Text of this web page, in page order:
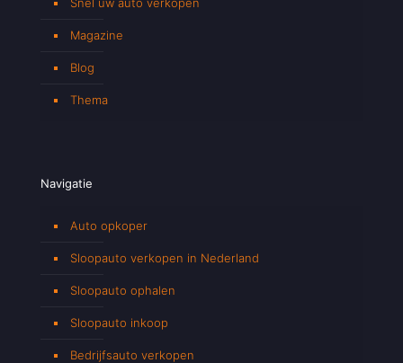
Magazine
Blog
Thema
Navigatie
Auto opkoper
Sloopauto verkopen in Nederland
Sloopauto ophalen
Sloopauto inkoop
Bedrijfsauto verkopen